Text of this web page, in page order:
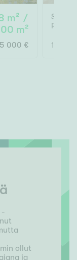
m² /
m²
vh + kellari/autotalli
000 € 1h, k,
-
ollut
ja